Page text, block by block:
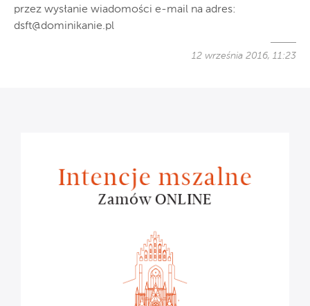
przez wysłanie wiadomości e-mail na adres:
dsft@dominikanie.pl
12 września 2016, 11:23